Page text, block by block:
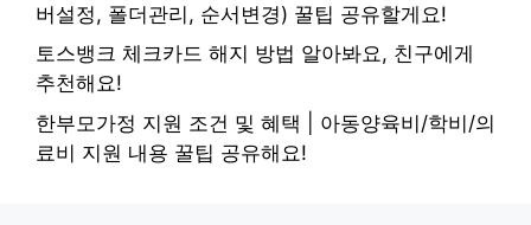
버설정, 폴더관리, 순서변경) 꿀팁 공유할게요!
토스뱅크 체크카드 해지 방법 알아봐요, 친구에게
추천해요!
한부모가정 지원 조건 및 혜택 | 아동양육비/학비/의
료비 지원 내용 꿀팁 공유해요!